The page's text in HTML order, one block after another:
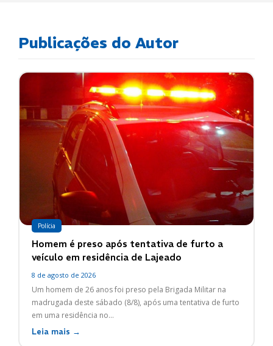
Publicações do Autor
Polícia
Homem é preso após tentativa de furto a
veículo em residência de Lajeado
8 de agosto de 2026
Um homem de 26 anos foi preso pela Brigada Militar na
madrugada deste sábado (8/8), após uma tentativa de furto
em uma residência no...
Leia mais →